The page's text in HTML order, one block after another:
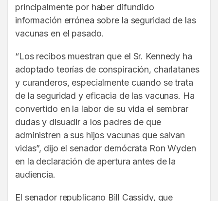
principalmente por haber difundido
información errónea sobre la seguridad de las
vacunas en el pasado.
“Los recibos muestran que el Sr. Kennedy ha
adoptado teorías de conspiración, charlatanes
y curanderos, especialmente cuando se trata
de la seguridad y eficacia de las vacunas. Ha
convertido en la labor de su vida el sembrar
dudas y disuadir a los padres de que
administren a sus hijos vacunas que salvan
vidas”, dijo el senador demócrata Ron Wyden
en la declaración de apertura antes de la
audiencia.
El senador republicano Bill Cassidy, que